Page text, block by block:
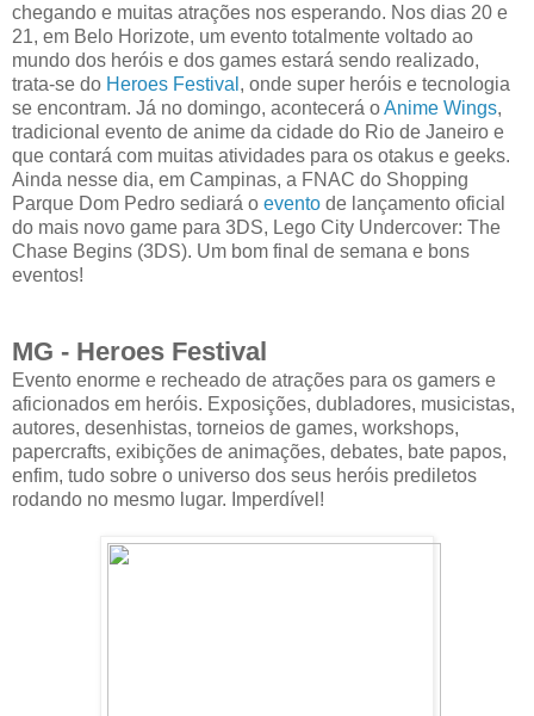
chegando e muitas atrações nos esperando. Nos dias 20 e
21, em Belo Horizote, um evento totalmente voltado ao
mundo dos heróis e dos games estará sendo realizado,
trata-se do Heroes Festival , onde super heróis e tecnologia
se encontram. Já no domingo, acontecerá oAnime Wings,
tradicional evento de anime da cidade do Rio de Janeiro e
que contará com muitas atividades para os otakus e geeks.
Ainda nesse dia, em Campinas, a FNAC do Shopping
Parque Dom Pedro sediará o evento de lançamento oficial
do mais novo game para 3DS, Lego City Undercover: The
Chase Begins (3DS). Um bom final de semana e bons
eventos!
MG - Heroes Festival
Evento enorme e recheado de atrações para os gamers e
aficionados em heróis. Exposições, dubladores, musicistas,
autores, desenhistas, torneios de games, workshops,
papercrafts, exibições de animações, debates, bate papos,
enfim, tudo sobre o universo dos seus heróis prediletos
rodando no mesmo lugar. Imperdível!